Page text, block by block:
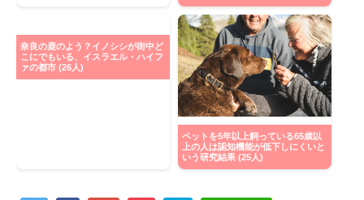
奈良の鹿のよう？イノシシが街中ど
こにでもいる、イスラエル・ハイフ
ァの都市 (26人)
ペットを5年以上飼っている65歳以
上の人は認知機能が低下しにくいと
いう研究結果 (25人)